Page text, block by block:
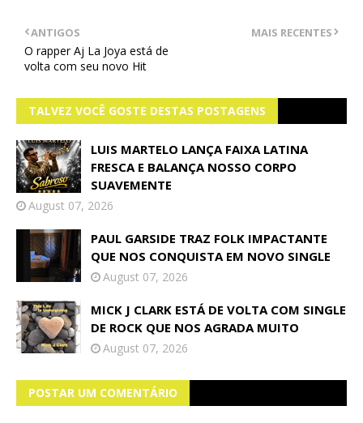
MAIS RECENTES
ANTIGOS
O rapper Aj La Joya está de
volta com seu novo Hit
TALVEZ VOCÊ GOSTE DESTAS POSTAGENS
LUIS MARTELO LANÇA FAIXA LATINA
FRESCA E BALANÇA NOSSO CORPO
SUAVEMENTE
August 07, 2026
PAUL GARSIDE TRAZ FOLK IMPACTANTE
QUE NOS CONQUISTA EM NOVO SINGLE
August 07, 2026
MICK J CLARK ESTÁ DE VOLTA COM SINGLE
DE ROCK QUE NOS AGRADA MUITO
August 07, 2026
POSTAR UM COMENTÁRIO